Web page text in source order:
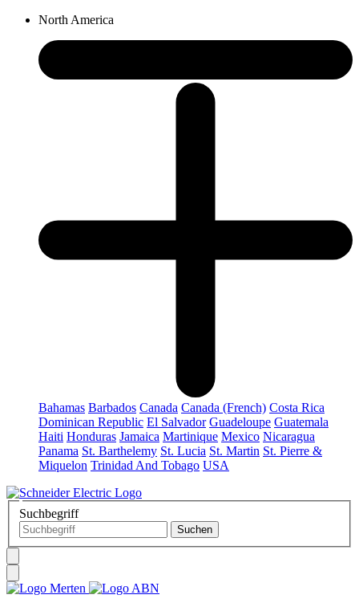
North America
Bahamas Barbados Canada Canada (French) Costa Rica
Dominican Republic El Salvador Guadeloupe Guatemala
Haiti Honduras Jamaica Martinique Mexico Nicaragua
Panama St. Barthelemy St. Lucia St. Martin St. Pierre &
Miquelon Trinidad And Tobago USA
Suchbegriff